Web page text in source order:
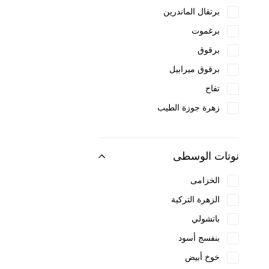
Karl Lagerfeld
Kenzo
KIKO Milano
Korloff
KVD Beauty
L'Occitane
La Provençale Bio
برتقال الماندرين
برغموت
برقوق
برقوق ميرابيل
تفاح
زهرة جوزة الطيب
ليمون
ليمون صقلي
نعناع
يوسفي أحمر
نوتات الوسطى
الخزامى
الزهرة التركية
باتشولي
بنفسج أسود
خوخ أبيض